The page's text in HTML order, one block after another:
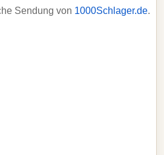
Sendung von 1000Schlager.de.